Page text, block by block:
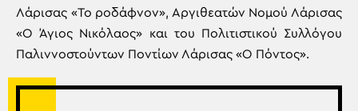
Λάρισας «Το ροδάφνον», Αργιθεατών Νομού Λάρισας
«Ο Άγιος Νικόλαος» και του Πολιτιστικού Συλλόγου
Παλιννοστούντων Ποντίων Λάρισας «Ο Πόντος».